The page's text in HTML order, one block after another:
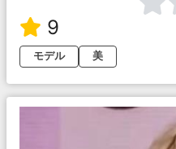
9
モデル
美